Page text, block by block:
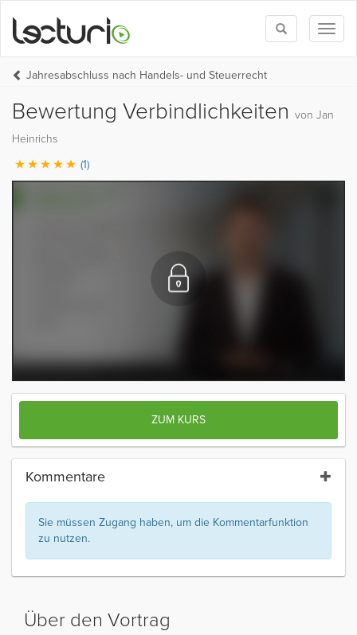
Toggle
search
Jahresabschluss nach Handels- und Steuerrecht
Bewertung Verbindlichkeiten von Jan
Heinrichs
(1)
ZUM KURS
Kommentare
Sie müssen Zugang haben, um die Kommentarfunktion
zu nutzen.
Über den Vortrag